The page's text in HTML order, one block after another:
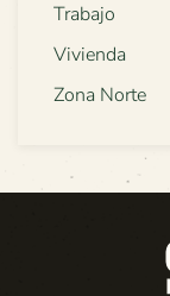
Trabajo
Vivienda
Zona Norte